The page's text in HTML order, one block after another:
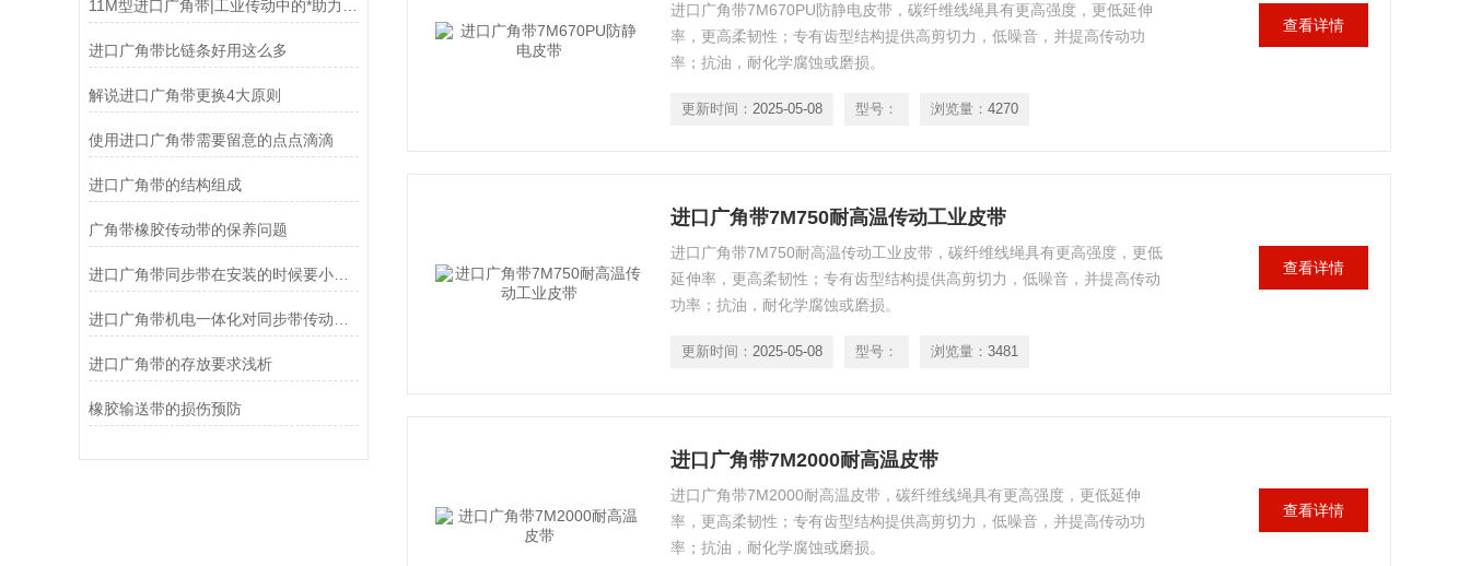
进口广角带比链条好用这么多
解说进口广角带更换4大原则
使用进口广角带需要留意的点点滴滴
进口广角带的结构组成
广角带橡胶传动带的保养问题
进口广角带同步带在安装的时候要小心的几个方面
进口广角带的存放要求浅析
橡胶输送带的损伤预防
进口广角带7M670PU防静电皮带，碳纤维线绳具有更高强度，更低延伸
率，更高柔韧性；专有齿型结构提供高剪切力，低噪音，并提高传动功
率；抗油，耐化学腐蚀或磨损。
更新时间： 2025-05-08 型号： 浏览量： 4270
查看详情
进口广角带7M750耐高温传动工业皮带
进口广角带7M750耐高温传动工业皮带，碳纤维线绳具有更高强度，更低
延伸率，更高柔韧性；专有齿型结构提供高剪切力，低噪音，并提高传动
功率；抗油，耐化学腐蚀或磨损。
更新时间： 2025-05-08 型号： 浏览量： 3481
查看详情
进口广角带7M2000耐高温皮带
进口广角带7M2000耐高温皮带，碳纤维线绳具有更高强度，更低延伸
率，更高柔韧性；专有齿型结构提供高剪切力，低噪音，并提高传动功
率；抗油，耐化学腐蚀或磨损。
查看详情